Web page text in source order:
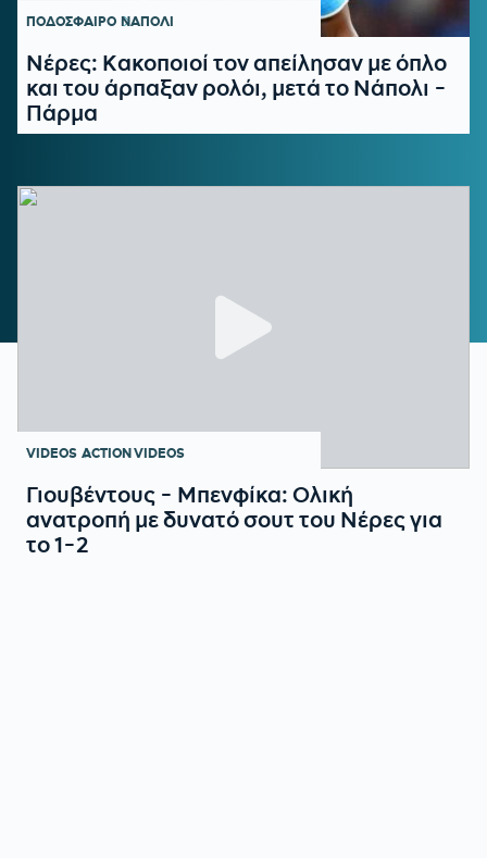
ΠΟΔΟΣΦΑΙΡΟ ΝΑΠΟΛΙ
Νέρες: Κακοποιοί τον απείλησαν με όπλο
και του άρπαξαν ρολόι, μετά το Νάπολι -
Πάρμα
VIDEOS ACTION VIDEOS
Γιουβέντους - Μπενφίκα: Ολική
ανατροπή με δυνατό σουτ του Νέρες για
το 1-2